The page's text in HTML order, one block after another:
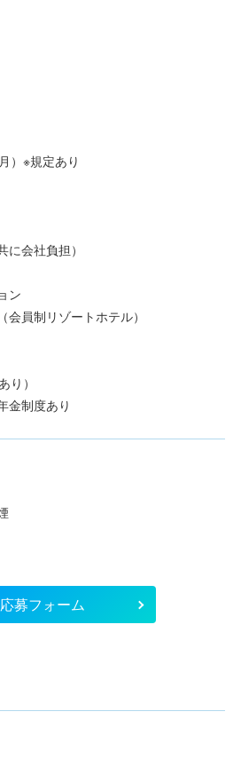
）※規定あり
に会社負担）
ン
会員制リゾートホテル）
り）
金制度あり
応募フォーム